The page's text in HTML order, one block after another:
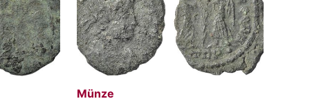
Münze